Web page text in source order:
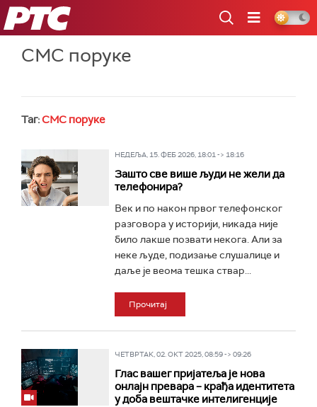
РТС
СМС поруке
Таг:СМС поруке
НЕДЕЉА, 15. ФЕБ 2026, 18:01 -> 18:16
Зашто све више људи не жели да
телефонира?
Век и по након првог телефонског
разговора у историји, никада није
било лакше позвати некога. Али за
неке људе, подизање слушалице и
даље је веома тешка ствар...
Прочитај
ЧЕТВРТАК, 02. ОКТ 2025, 08:59 -> 09:26
Глас вашег пријатеља је нова
онлајн превара – крађа идентитета
у доба вештачке интелигенције